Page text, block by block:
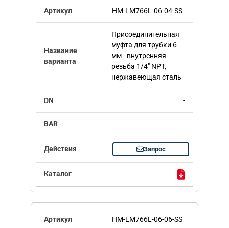
HM-LM766L-06-04-SS
Присоединительная
муфта для трубки 6
мм - внутренняя
резьба 1/4" NPT,
нержавеющая сталь
-
-
Запрос
HM-LM766L-06-06-SS